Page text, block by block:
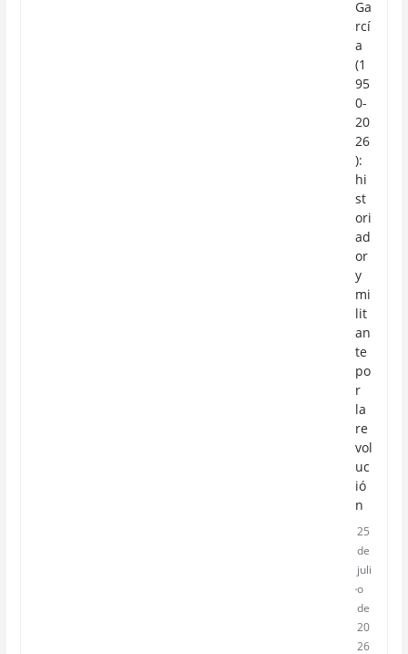
Ga
rcí
a
(1
95
0-
20
26
):
hi
st
ori
ad
or
y
mi
lit
an
te
po
r
la
re
vol
uc
ió
n
25
de
juli
o
de
20
26